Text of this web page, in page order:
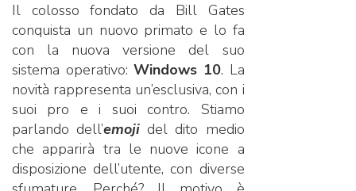
Il colosso fondato da Bill Gates
conquista un nuovo primato e lo fa
con la nuova versione del suo
sistema operativo:Windows 10. La
novità rappresenta un’esclusiva, con i
suoi pro e i suoi contro. Stiamo
parlando dell’emoji del dito medio
che apparirà tra le nuove icone a
disposizione dell’utente, con diverse